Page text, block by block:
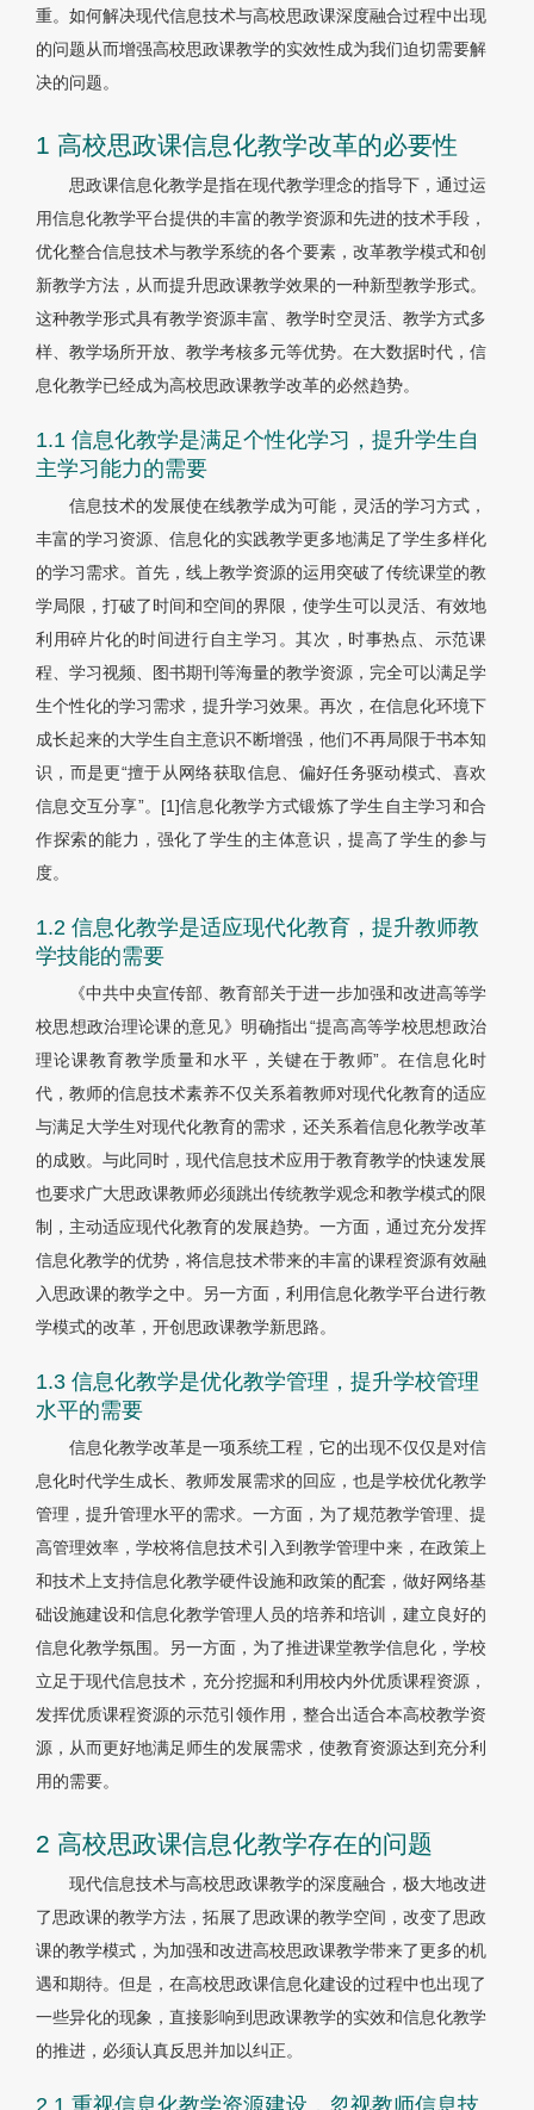
重。如何解决现代信息技术与高校思政课深度融合过程中出现
的问题从而增强高校思政课教学的实效性成为我们迫切需要解
决的问题。
1 高校思政课信息化教学改革的必要性
思政课信息化教学是指在现代教学理念的指导下，通过运
用信息化教学平台提供的丰富的教学资源和先进的技术手段，
优化整合信息技术与教学系统的各个要素，改革教学模式和创
新教学方法，从而提升思政课教学效果的一种新型教学形式。
这种教学形式具有教学资源丰富、教学时空灵活、教学方式多
样、教学场所开放、教学考核多元等优势。在大数据时代，信
息化教学已经成为高校思政课教学改革的必然趋势。
1.1 信息化教学是满足个性化学习，提升学生自
主学习能力的需要
信息技术的发展使在线教学成为可能，灵活的学习方式，
丰富的学习资源、信息化的实践教学更多地满足了学生多样化
的学习需求。首先，线上教学资源的运用突破了传统课堂的教
学局限，打破了时间和空间的界限，使学生可以灵活、有效地
利用碎片化的时间进行自主学习。其次，时事热点、示范课
程、学习视频、图书期刊等海量的教学资源，完全可以满足学
生个性化的学习需求，提升学习效果。再次，在信息化环境下
成长起来的大学生自主意识不断增强，他们不再局限于书本知
识，而是更“擅于从网络获取信息、偏好任务驱动模式、喜欢
信息交互分享”。[1]信息化教学方式锻炼了学生自主学习和合
作探索的能力，强化了学生的主体意识，提高了学生的参与
度。
1.2 信息化教学是适应现代化教育，提升教师教
学技能的需要
《中共中央宣传部、教育部关于进一步加强和改进高等学
校思想政治理论课的意见》明确指出“提高高等学校思想政治
理论课教育教学质量和水平，关键在于教师”。在信息化时
代，教师的信息技术素养不仅关系着教师对现代化教育的适应
与满足大学生对现代化教育的需求，还关系着信息化教学改革
的成败。与此同时，现代信息技术应用于教育教学的快速发展
也要求广大思政课教师必须跳出传统教学观念和教学模式的限
制，主动适应现代化教育的发展趋势。一方面，通过充分发挥
信息化教学的优势，将信息技术带来的丰富的课程资源有效融
入思政课的教学之中。另一方面，利用信息化教学平台进行教
学模式的改革，开创思政课教学新思路。
1.3 信息化教学是优化教学管理，提升学校管理
水平的需要
信息化教学改革是一项系统工程，它的出现不仅仅是对信
息化时代学生成长、教师发展需求的回应，也是学校优化教学
管理，提升管理水平的需求。一方面，为了规范教学管理、提
高管理效率，学校将信息技术引入到教学管理中来，在政策上
和技术上支持信息化教学硬件设施和政策的配套，做好网络基
础设施建设和信息化教学管理人员的培养和培训，建立良好的
信息化教学氛围。另一方面，为了推进课堂教学信息化，学校
立足于现代信息技术，充分挖掘和利用校内外优质课程资源，
发挥优质课程资源的示范引领作用，整合出适合本高校教学资
源，从而更好地满足师生的发展需求，使教育资源达到充分利
用的需要。
2 高校思政课信息化教学存在的问题
现代信息技术与高校思政课教学的深度融合，极大地改进
了思政课的教学方法，拓展了思政课的教学空间，改变了思政
课的教学模式，为加强和改进高校思政课教学带来了更多的机
遇和期待。但是，在高校思政课信息化建设的过程中也出现了
一些异化的现象，直接影响到思政课教学的实效和信息化教学
的推进，必须认真反思并加以纠正。